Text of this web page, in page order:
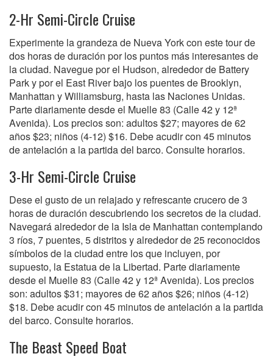
2-Hr Semi-Circle Cruise
Experimente la grandeza de Nueva York con este tour de
dos horas de duración por los puntos más interesantes de
la ciudad. Navegue por el Hudson, alrededor de Battery
Park y por el East River bajo los puentes de Brooklyn,
Manhattan y Williamsburg, hasta las Naciones Unidas.
Parte diariamente desde el Muelle 83 (Calle 42 y 12ª
Avenida). Los precios son: adultos $27; mayores de 62
años $23; niños (4-12) $16. Debe acudir con 45 minutos
de antelación a la partida del barco. Consulte horarios.
3-Hr Semi-Circle Cruise
Dese el gusto de un relajado y refrescante crucero de 3
horas de duración descubriendo los secretos de la ciudad.
Navegará alrededor de la Isla de Manhattan contemplando
3 ríos, 7 puentes, 5 distritos y alrededor de 25 reconocidos
símbolos de la ciudad entre los que incluyen, por
supuesto, la Estatua de la Libertad. Parte diariamente
desde el Muelle 83 (Calle 42 y 12ª Avenida). Los precios
son: adultos $31; mayores de 62 años $26; niños (4-12)
$18. Debe acudir con 45 minutos de antelación a la partida
del barco. Consulte horarios.
The Beast Speed Boat